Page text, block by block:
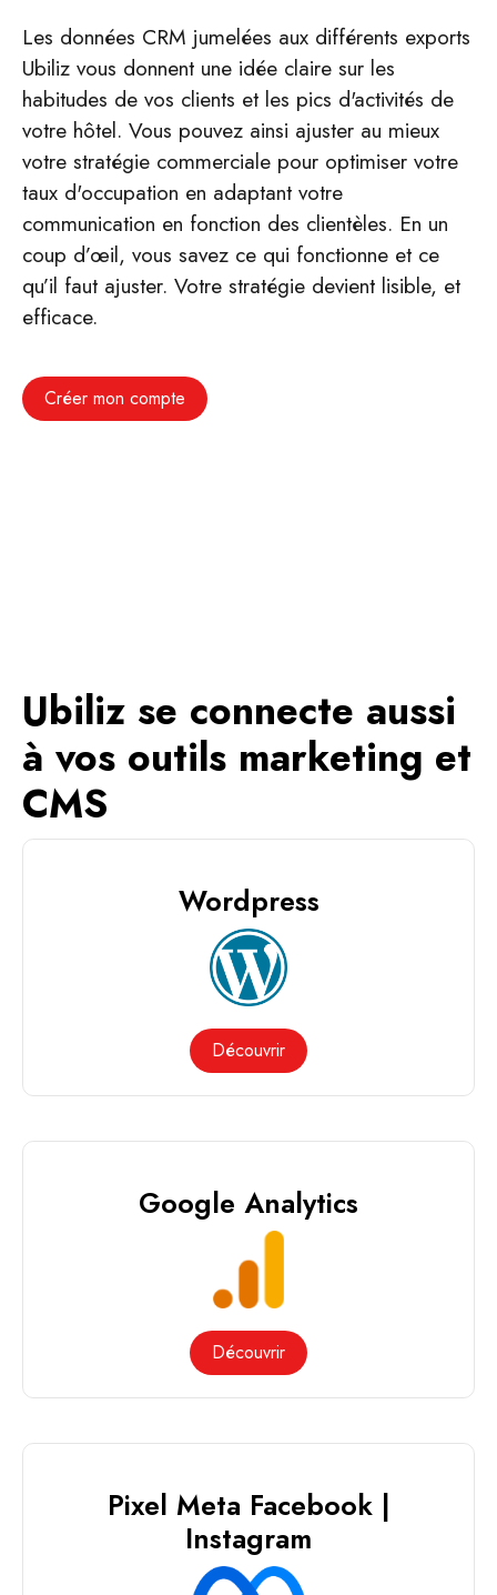
Les données CRM jumelées aux différents exports
Ubiliz vous donnent une idée claire sur les
habitudes de vos clients et les pics d'activités de
votre hôtel. Vous pouvez ainsi ajuster au mieux
votre stratégie commerciale pour optimiser votre
taux d'occupation en adaptant votre
communication en fonction des clientèles. En un
coup d’œil, vous savez ce qui fonctionne et ce
qu’il faut ajuster. Votre stratégie devient lisible, et
efficace.
Créer mon compte
Ubiliz se connecte aussi
à vos outils marketing et
CMS
Wordpress
Découvrir
Google Analytics
Découvrir
Pixel Meta Facebook |
Instagram